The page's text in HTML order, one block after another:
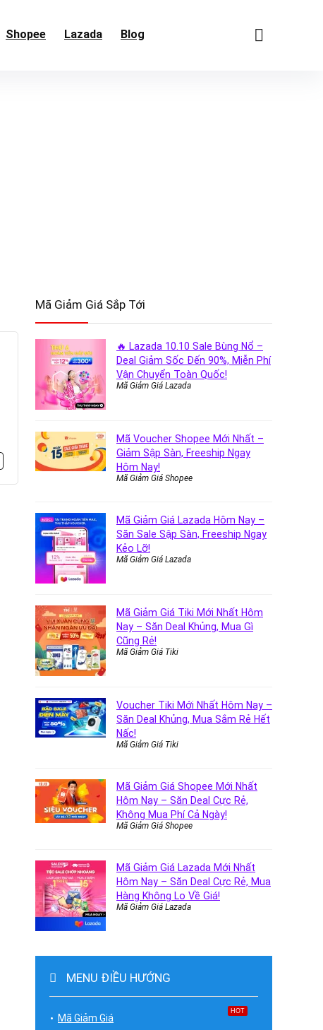
Shopee Lazada Blog
Mã Giảm Giá Sắp Tới
🔥 Lazada 10.10 Sale Bùng Nổ –
Deal Giảm Sốc Đến 90%, Miễn Phí
Vận Chuyển Toàn Quốc!
Mã Giảm Giá Lazada
Mã Voucher Shopee Mới Nhất –
Giảm Sập Sàn, Freeship Ngay
Hôm Nay!
Mã Giảm Giá Shopee
Mã Giảm Giá Lazada Hôm Nay –
Săn Sale Sập Sàn, Freeship Ngay
Kẻo Lỡ!
Mã Giảm Giá Lazada
Mã Giảm Giá Tiki Mới Nhất Hôm
Nay – Săn Deal Khủng, Mua Gì
Cũng Rẻ!
Mã Giảm Giá Tiki
Voucher Tiki Mới Nhất Hôm Nay –
Săn Deal Khủng, Mua Sắm Rẻ Hết
Nấc!
Mã Giảm Giá Tiki
Mã Giảm Giá Shopee Mới Nhất
Hôm Nay – Săn Deal Cực Rẻ,
Không Mua Phí Cả Ngày!
Mã Giảm Giá Shopee
Mã Giảm Giá Lazada Mới Nhất
Hôm Nay – Săn Deal Cực Rẻ, Mua
Hàng Không Lo Về Giá!
Mã Giảm Giá Lazada
MENU ĐIỀU HƯỚNG
Mã Giảm Giá
HOT